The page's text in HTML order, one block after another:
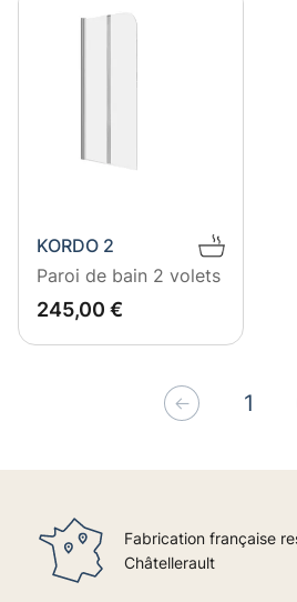
KORDO 2
Paroi de bain 2 volets
EUR
245
245,00 €
Précédent
1
Fabrication française
Châtellerault